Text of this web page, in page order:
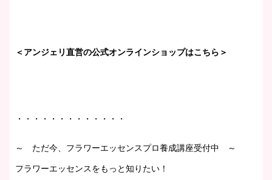
＜アンジェリ直営の公式オンラインショップはこちら＞
・・・・・・・・・・・・・
～ ただ今、フラワーエッセンスプロ養成講座受付中 ～
フラワーエッセンスをもっと知りたい！